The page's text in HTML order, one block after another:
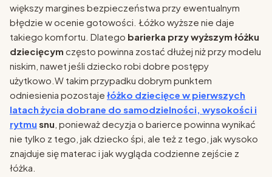
większy margines bezpieczeństwa przy ewentualnym
błędzie w ocenie gotowości. Łóżko wyższe nie daje
takiego komfortu. Dlatego barierka przy wyższym łóżku
dziecięcym często powinna zostać dłużej niż przy modelu
niskim, nawet jeśli dziecko robi dobre postępy
użytkowo.W takim przypadku dobrym punktem
odniesienia pozostaje łóżko dziecięce w pierwszych
latach życia dobrane do samodzielności, wysokości i
rytmu snu , ponieważ decyzja o barierce powinna wynikać
nie tylko z tego, jak dziecko śpi, ale też z tego, jak wysoko
znajduje się materac i jak wygląda codzienne zejście z
łóżka.